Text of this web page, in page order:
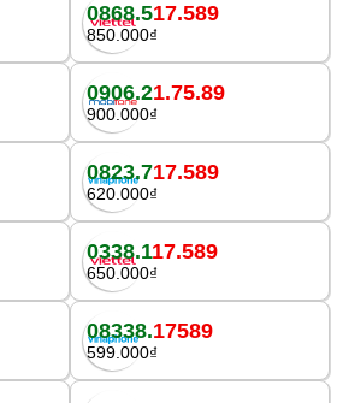
0868.517.589
850.000₫
0906.21.75.89
900.000₫
0823.717.589
620.000₫
0338.117.589
650.000₫
08338.17589
599.000₫